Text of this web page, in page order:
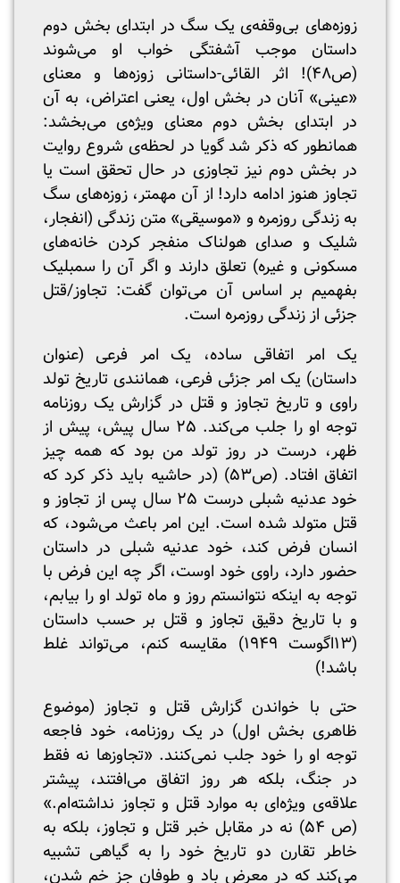
زوزه‌های بی‌وقفه‌ی یک سگ در ابتدای بخش دوم
داستان موجب آشفتگی خواب او می‌شوند
(ص۴۸)! اثر القائی-داستانی زوزه‌ها و معنای
«عینی» آنان در بخش اول، یعنی اعتراض، به آن
در ابتدای بخش دوم معنای ویژه‌ی می‌بخشد:
همانطور که ذکر شد گویا در لحظه‌ی شروع روایت
در بخش دوم نیز تجاوزی در حال تحقق است یا
تجاوز هنوز ادامه دارد! از آن مهمتر، زوزه‌های سگ
به زندگی روزمره و «موسیقی» متن زندگی (انفجار،
شلیک و صدای هولناک منفجر کردن خانه‌های
مسکونی و غیره) تعلق دارند و اگر آن را سمبلیک
بفهمیم بر اساس آن می‌توان گفت: تجاوز/قتل
جزئی از زندگی روزمره است.
یک امر اتفاقی ساده، یک امر فرعی (عنوان
داستان) یک امر جزئی فرعی، همانندی تاریخ تولد
راوی و تاریخ تجاوز و قتل در گزارش یک روزنامه
توجه او را جلب می‌کند. ۲۵ سال پیش، پیش از
ظهر، درست در روز تولد من بود که همه چیز
اتفاق افتاد. (ص۵۳) (در حاشیه باید ذکر کرد که
خود عدنیه شبلی درست ۲۵ سال پس از تجاوز و
قتل متولد شده است. این امر باعث می‌شود، که
انسان فرض کند، خود عدنیه شبلی در داستان
حضور دارد، راوی خود اوست، اگر چه این فرض با
توجه به اینکه نتوانستم روز و ماه تولد او را بیابم،
و با تاریخ دقیق تجاوز و قتل بر حسب داستان
(۱۳اگوست ۱۹۴۹) مقایسه کنم، می‌تواند غلط
باشد!)
حتی با خواندن گزارش قتل و تجاوز (موضوع
ظاهری بخش اول) در یک روزنامه، خود فاجعه
توجه او را خود جلب نمی‌کنند. «تجاوزها نه فقط
در جنگ، بلکه هر روز اتفاق می‌افتند، پیشتر
علاقه‌ی ویژه‌ای به موارد قتل و تجاوز نداشته‌ام.»
(ص ۵۴) نه در مقابل خبر قتل و تجاوز، بلکه به
خاطر تقارن دو تاریخ خود را به گیاهی تشبیه
می‌کند که در معرض باد و طوفان جز خم شدن،